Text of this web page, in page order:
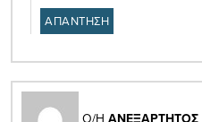
ΑΠΑΝΤΗΣΗ